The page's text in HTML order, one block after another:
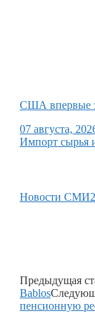
США впервые
07 августа,
Импорт сырья
Новости СМИ2
Предыдущая
Bablos
пенсионную